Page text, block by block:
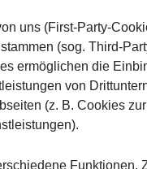
uns (First-Party-
(sog. Third-
ermöglichen die
von
(z. B. Cookies
Funktionen.